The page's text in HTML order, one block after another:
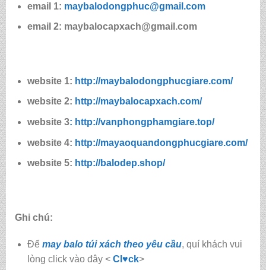
email 1: maybalodongphuc@gmail.com
email 2: maybalocapxach@gmail.com
website 1: http://maybalodongphucgiare.com/
website 2: http://maybalocapxach.com/
website 3: http://vanphongphamgiare.top/
website 4: http://mayaoquandongphucgiare.com/
website 5: http://balodep.shop/
Ghi chú:
Để may balo túi xách theo yêu cầu, quí khách vui
lòng click vào đây < Cl♥ck>